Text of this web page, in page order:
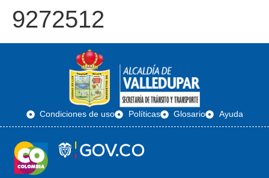
9272512
Condiciones de uso Políticas Glosario Ayuda